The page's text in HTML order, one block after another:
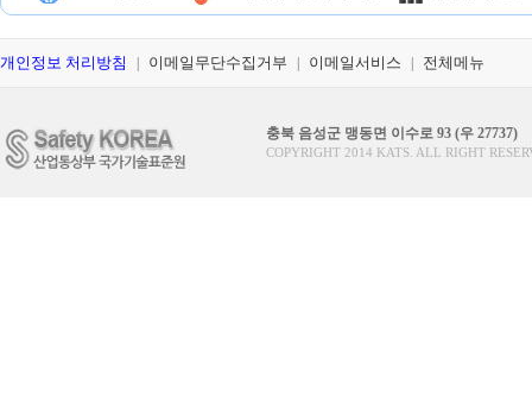
개인정보 처리방침 이메일무단수집거부 이메일서비스 전체메뉴
충북 음성군 맹동면 이수로 93 (우 27737)
COPYRIGHT 2014 KATS. ALL RIGHT